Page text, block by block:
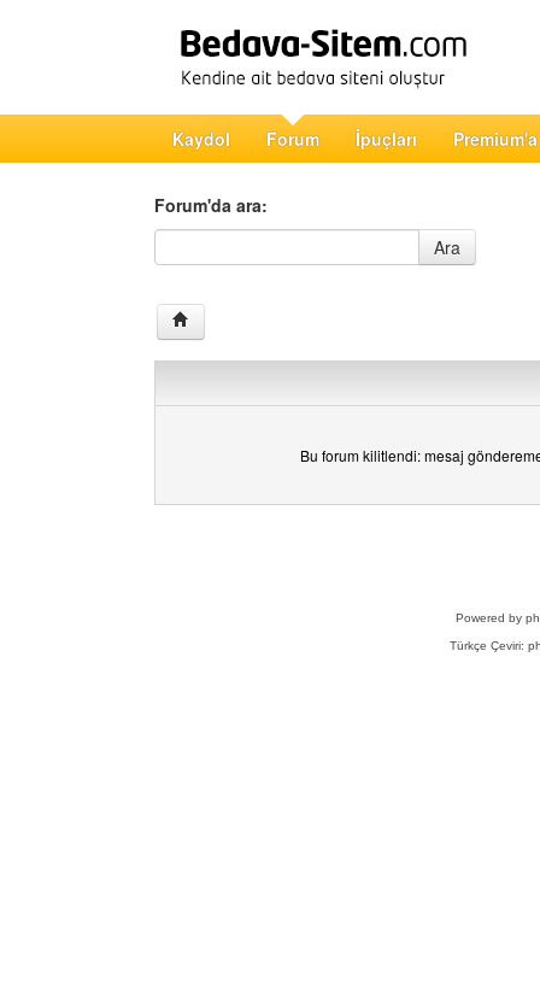
Kaydol Forum İpuçları
Forum'da ara:
Forum'da ara
Ara
Bu forum kilitlendi: mesaj
Powered by
Türkçe Çeviri: